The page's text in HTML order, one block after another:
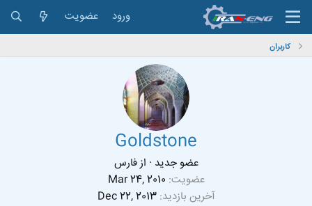
ورود عضویت
کاربران
Goldstone
عضو جدید · ازفارس
عضویت Mar 24, 2010
آخرین بازدید Dec 22, 2013